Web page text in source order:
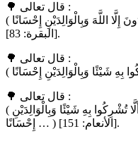
🌳 قال تعالى :
( وَإِذْ أَخَذْنَا مِيثَاقَ بَنِي إِسْرَائِيلَ لَا تَعْبُدُونَ إِلَّا اللَّهَ وَبِالْوَالِدَيْنِ إِحْسَانًا … )
[البقرة: 83].
🌳 قال تعالى :
🌳 قال تعالى :
( قُلْ تَعَالَوْا أَتْلُ مَا حَرَّمَ رَبُّكُمْ عَلَيْكُمْ أَلَّا تُشْرِكُوا بِهِ شَيْئًا وَبِالْوَالِدَيْنِ
إِحْسَانًا … ) [الأنعام: 151].